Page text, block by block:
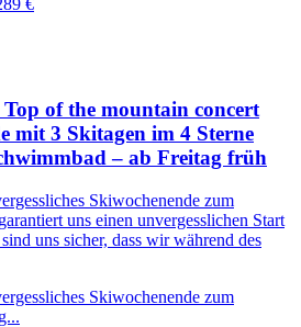
€
of the mountain concert
mit 3 Skitagen im 4 Sterne
– ab Freitag früh
Skiwochenende zum
uns einen unvergesslichen Start
uns sicher, dass wir während des
Skiwochenende zum